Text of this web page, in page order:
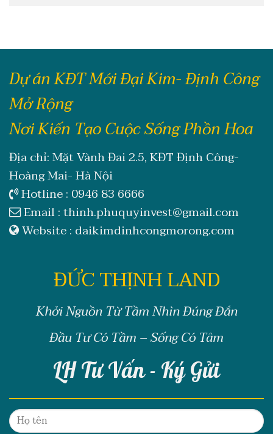
Dự án KĐT Mới Đại Kim- Định Công
Mở Rộng
Nơi Kiến Tạo Cuộc Sống Phồn Hoa
Địa chỉ: Mặt Vành Đai 2.5, KĐT Định Công-
Hoàng Mai- Hà Nội
Hotline : 0946 83 6666
Email :thinh.phuquyinvest@gmail.com
Website : daikimdinhcongmorong.com
ĐỨC THỊNH LAND
Khởi Nguồn Từ Tầm Nhìn Đúng Đắn
Đầu Tư Có Tầm – Sống Có Tâm
LH Tư Vấn - Ký Gửi